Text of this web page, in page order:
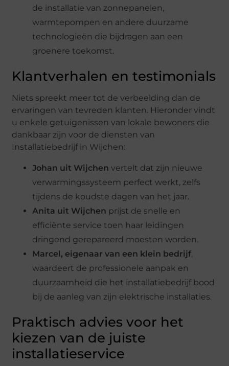
de installatie van zonnepanelen,
warmtepompen en andere duurzame
technologieën die bijdragen aan een
groenere toekomst.
Klantverhalen en testimonials
Niets spreekt meer tot de verbeelding dan de
ervaringen van tevreden klanten. Hieronder vindt
u enkele getuigenissen van lokale bewoners die
dankbaar zijn voor de diensten van
Installatiebedrijf in Wijchen:
Johan uit Wijchen vertelt dat zijn nieuwe
verwarmingssysteem perfect werkt, zelfs
tijdens de koudste dagen van het jaar.
Anita uit Wijchen prijst de snelle en
efficiënte service toen haar leidingen
dringend gerepareerd moesten worden.
Marcel, eigenaar van een klein bedrijf,
waardeert de professionele aanpak en
duurzaamheid die het installatiebedrijf bood
bij de aanleg van zijn elektrische installaties.
Praktisch advies voor het
kiezen van de juiste
installatieservice